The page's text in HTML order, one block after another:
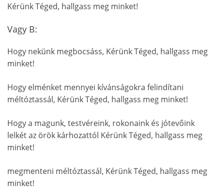
Kérünk Téged, hallgass meg minket!
Vagy B:
Hogy nekünk megbocsáss, Kérünk Téged, hallgass meg
minket!
Hogy elménket mennyei kívánságokra felindítani
méltóztassál, Kérünk Téged, hallgass meg minket!
Hogy a magunk, testvéreink, rokonaink és jótevőink
lelkét az örök kárhozattól Kérünk Téged, hallgass meg
minket!
megmenteni méltóztassál, Kérünk Téged, hallgass meg
minket!